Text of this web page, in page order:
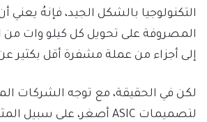
التكنولوجيا بالشكل الجيد، فإنهُ يعني
المصروفة على تحويل كل كيلو وات من
إلى أجزاء من عملة مشفرة أقل بكثير عن
لكن في الحقيقة، مع توجه الشركات